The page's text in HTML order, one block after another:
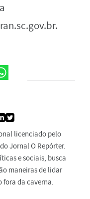
.
licenciado pelo
Jornal O Repórter.
e sociais, busca
maneiras de lidar
fora da caverna.